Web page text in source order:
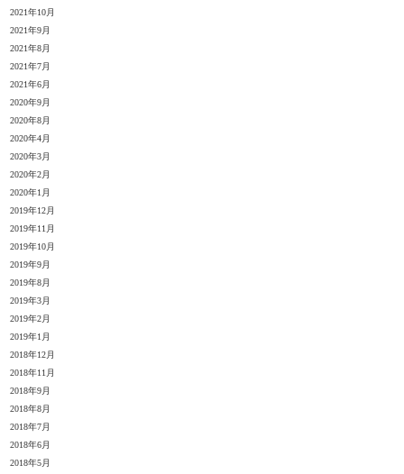
2021年10月
2021年9月
2021年8月
2021年7月
2021年6月
2020年9月
2020年8月
2020年4月
2020年3月
2020年2月
2020年1月
2019年12月
2019年11月
2019年10月
2019年9月
2019年8月
2019年3月
2019年2月
2019年1月
2018年12月
2018年11月
2018年9月
2018年8月
2018年7月
2018年6月
2018年5月